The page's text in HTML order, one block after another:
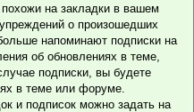
на закладки в вашем
о произошедших
напоминают подписки на
об обновлениях в теме,
подписки, вы будете
в теме или форуме.
и подписок можно задать на